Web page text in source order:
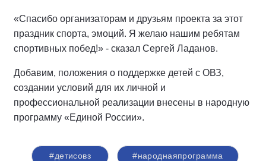
«Спасибо организаторам и друзьям проекта за этот
праздник спорта, эмоций. Я желаю нашим ребятам
спортивных побед!» - сказал Сергей Ладанов.
Добавим, положения о поддержке детей с ОВЗ,
создании условий для их личной и
профессиональной реализации внесены в народную
программу «Единой России».
#детисовз #народнаяпрограмма